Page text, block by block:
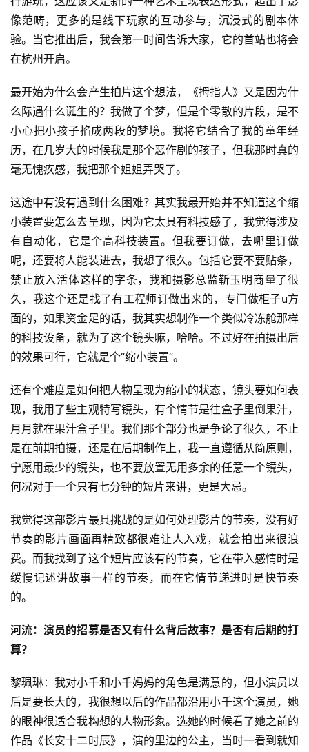
像范畴，更多的是线下玩家的互动参与，沉浸式的剧本体
验。当它推出后，我会第一时间告诉大家，它的首站也将会
在杭州开启。
最开始为什么会产生拍片这个想法，《拇指人》又是因为什
么际遇什么诞生的？我做了个梦，但是个零散的片段，是不
小心把小孩子掐成两段的梦境。我将它结合了我的童年经
历，在几岁大的时候我是那个恶作剧的孩子，但我那时真的
毫无愧疚感，我把那个姐姐弄哭了。
这途中有没有遇到什么困难？其实我最开始并不知道这个缩
小装置要怎么去呈现，因为它太具有科技感了，我觉得涉及
有自动化，它是个高科技装置。但我要订做，去哪里订做
呢，还要将人能装进去，我想了很久。包括它要不要贴条，
禁止放入活体这样的字条，我和摄影总监靳玉明商量了很
久，我这个还是找了有工程师订做出来的，专门做柜子u方
面的，如果资金足的话，我其实想制作一个类似冷冻舱那样
的科技设备，就为了这个镜头嘛，哈哈。不过好在拍摄出后
的效果可行，它就是个“缩小装置”。
还有个难度是如何把人物呈现为缩小的状态，镜头要如何表
现，我用了些主观特写镜头，有个情节是往盒子里倒果汁，
月月就在果汁盒子里。我们那个部分也是争论了很久，不止
是在前期拍摄，还是在后期制作上，我一直遵循从简原则，
宁愿用最少的镜头，也不要放置无用多余的任意一个镜头，
何况对于一个只有七分钟的短片来讲，更是大忌。
我觉得这部影片最具挑战的是如何处理影片的节奏，没有好
节奏的影片画面再精致都很难让人入戏，就会拍出来很浪
费。而我找到了这个短片应该有的节奏，它在带入感情时是
缓慢记述讲故事一样的节奏，而在它情节递进时是快节奏
的。
河流：演员的招募是否又有什么背后故事？是否有后期的打
算？
黎珮琳：我对小千和小千妈妈的角色是满意的，但小演员以
后是要长大的，我很想以后的作品都沿用小千这个演员，她
的眼神很适合我构想的人物形象。选她的时候看了她之前的
作品《长安十二时辰》，演的里边的公主，当时一看到就知